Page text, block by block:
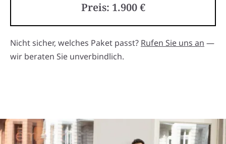
Preis: 1.900 €
Nicht sicher, welches Paket passt? Rufen Sie uns an —
wir beraten Sie unverbindlich.